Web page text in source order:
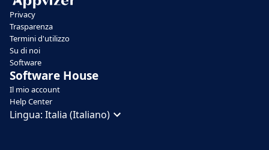
Privacy
Trasparenza
Termini d'utilizzo
Su di noi
Software
Software House
Il mio account
Help Center
Lingua: Italia (Italiano)